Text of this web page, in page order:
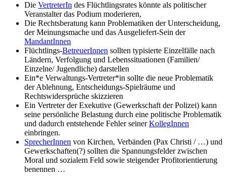
Die VertreterIn des Flüchtlingsrates könnte als politischer
Veranstalter das Podium moderieren,
Die Rechtsberatung kann Problematiken der Unterscheidung,
der Meinungsmache und das Ausgeliefert-Sein der
MandantInnen
Flüchtlings-BetreuerInnen sollten typisierte Einzelfälle nach
Ländern, Verfolgung und Lebenssituationen (Familien/
Einzelne/ Jugendliche) darstellen
Ein*e Verwaltungs-Vertreter*in sollte die neue Problematik
der Ablehnung, Entscheidungs-Spielräume und
Rechtswidersprüche skizzieren
Ein Vertreter der Exekutive (Gewerkschaft der Polizei) kann
seine persönliche Belastung durch eine politische Problematik
und dadurch entstehende Fehler seinerKollegInnen
einbringen.
SprecherInnen von Kirchen, Verbänden (Pax Christi / …) und
Gewerkschaften(?) sollten die Spannungsfelder zwischen
Moral und sozialem Feld sowie steigender Profitorientierung
benennen …